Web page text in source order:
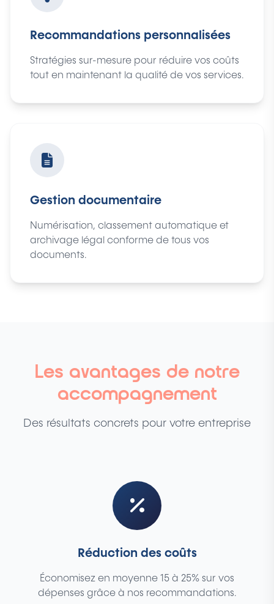
Recommandations personnalisées
Stratégies sur-mesure pour réduire vos coûts
tout en maintenant la qualité de vos services.
Gestion documentaire
Numérisation, classement automatique et
archivage légal conforme de tous vos
documents.
Les avantages de notre
accompagnement
Des résultats concrets pour votre entreprise
Réduction des coûts
Économisez en moyenne 15 à 25% sur vos
dépenses grâce à nos recommandations.